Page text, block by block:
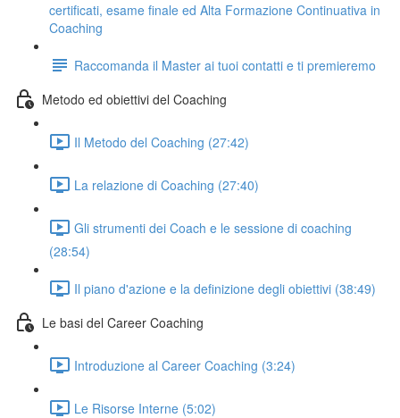
certificati, esame finale ed Alta Formazione Continuativa in
Coaching
Raccomanda il Master ai tuoi contatti e ti premieremo
Metodo ed obiettivi del Coaching
Il Metodo del Coaching (27:42)
La relazione di Coaching (27:40)
Gli strumenti dei Coach e le sessione di coaching
(28:54)
Il piano d'azione e la definizione degli obiettivi (38:49)
Le basi del Career Coaching
Introduzione al Career Coaching (3:24)
Le Risorse Interne (5:02)